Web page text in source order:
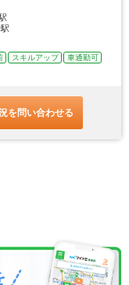
スキルアップ
車通勤可
を問い合わせる